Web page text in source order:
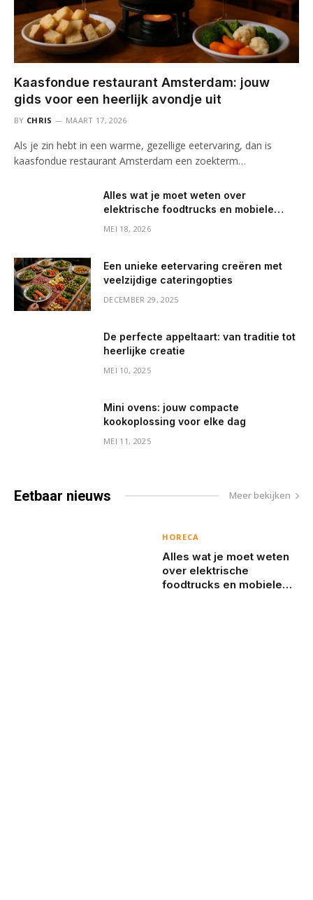
Kaasfondue restaurant Amsterdam: jouw
gids voor een heerlijk avondje uit
BY CHRIS MAART 17, 2026
Als je zin hebt in een warme, gezellige eetervaring, dan is
kaasfondue restaurant Amsterdam een zoekterm…
Alles wat je moet weten over
elektrische foodtrucks en mobiele
MEI 18, 2026
Een unieke eetervaring creëren met
veelzijdige cateringopties
DECEMBER 29, 2025
De perfecte appeltaart: van traditie tot
heerlijke creatie
MEI 10, 2025
Mini ovens: jouw compacte
kookoplossing voor elke dag
MEI 11, 2025
Eetbaar nieuws Meer bekijken
HORECA
Alles wat je moet weten
over elektrische
foodtrucks en mobiele